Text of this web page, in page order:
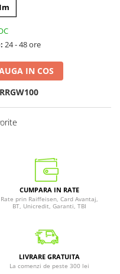
24 - 48 ore
IN COS
CUMPARA IN RATE
Rate prin Raiffeisen, Card Avantaj,
BT, Unicredit, Garanti, TBI
LIVRARE GRATUITA
La comenzi de peste 300 lei